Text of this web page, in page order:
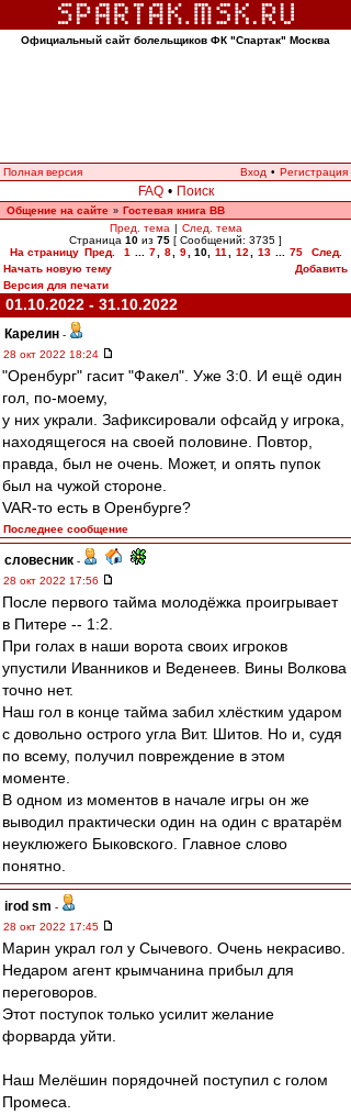
Официальный сайт болельщиков ФК "Спартак" Москва
Полная версия Вход • Регистрация
FAQ • Поиск
Общение на сайте » Гостевая книга ВВ
Пред. тема | След. тема
Страница 10 из 75 [ Сообщений: 3735 ]
На страницу Пред. 1 7 8 9 10, 11 12 13 75
След.
Начать новую тему
Добавить
Версия для печати
01.10.2022 - 31.10.2022
Карелин -
28 окт 2022 18:24
"Оренбург" гасит "Факел". Уже 3:0. И ещё один
гол, по-моему,
у них украли. Зафиксировали офсайд у игрока,
находящегося на своей половине. Повтор,
правда, был не очень. Может, и опять пупок
был на чужой стороне.
VAR-то есть в Оренбурге?
Последнее сообщение
словесник -
28 окт 2022 17:56
После первого тайма молодёжка проигрывает
в Питере -- 1:2.
При голах в наши ворота своих игроков
упустили Иванников и Веденеев. Вины Волкова
точно нет.
Наш гол в конце тайма забил хлёстким ударом
с довольно острого угла Вит. Шитов. Но и, судя
по всему, получил повреждение в этом
моменте.
В одном из моментов в начале игры он же
выводил практически один на один с вратарём
неуклюжего Быковского. Главное слово
понятно.
irod sm -
28 окт 2022 17:45
Марин украл гол у Сычевого. Очень некрасиво.
Недаром агент крымчанина прибыл для
переговоров.
Этот поступок только усилит желание
форварда уйти.
Наш Мелёшин порядочней поступил с голом
Промеса.